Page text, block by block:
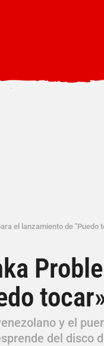
el lanzamiento de "Puedo
y el
del disco